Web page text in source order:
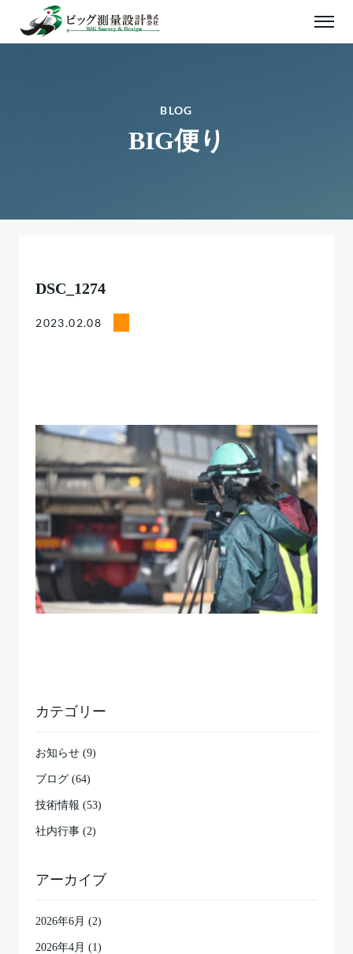
BLOG
BIG便り
DSC_1274
2023.02.08
カテゴリー
お知らせ (9)
ブログ (64)
技術情報 (53)
社内行事 (2)
アーカイブ
2026年6月 (2)
2026年4月 (1)